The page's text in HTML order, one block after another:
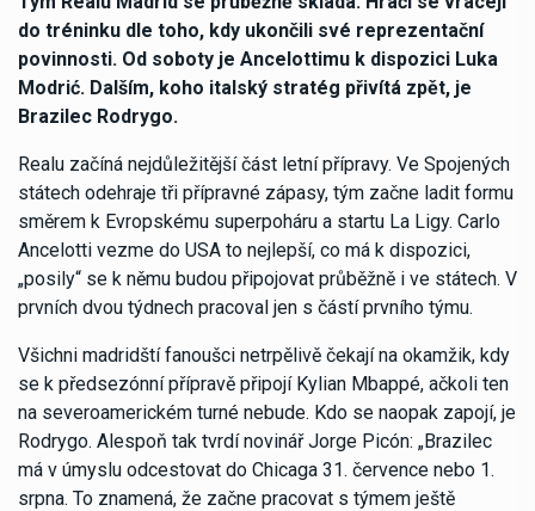
do tréninku dle toho, kdy ukončili své reprezentační
povinnosti. Od soboty je Ancelottimu k dispozici Luka
Modrić. Dalším, koho italský stratég přivítá zpět, je
Brazilec Rodrygo.
Realu začíná nejdůležitější část letní přípravy. Ve Spojených
státech odehraje tři přípravné zápasy, tým začne ladit formu
směrem k Evropskému superpoháru a startu La Ligy. Carlo
Ancelotti vezme do USA to nejlepší, co má k dispozici,
„posily“ se k němu budou připojovat průběžně i ve státech. V
prvních dvou týdnech pracoval jen s částí prvního týmu.
Všichni madridští fanoušci netrpělivě čekají na okamžik, kdy
se k předsezónní přípravě připojí Kylian Mbappé, ačkoli ten
na severoamerickém turné nebude. Kdo se naopak zapojí, je
Rodrygo. Alespoň tak tvrdí novinář Jorge Picón: „Brazilec
má v úmyslu odcestovat do Chicaga 31. července nebo 1.
srpna. To znamená, že začne pracovat s týmem ještě